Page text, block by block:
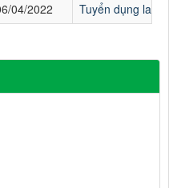
04/2022 Tuyển dụng lao